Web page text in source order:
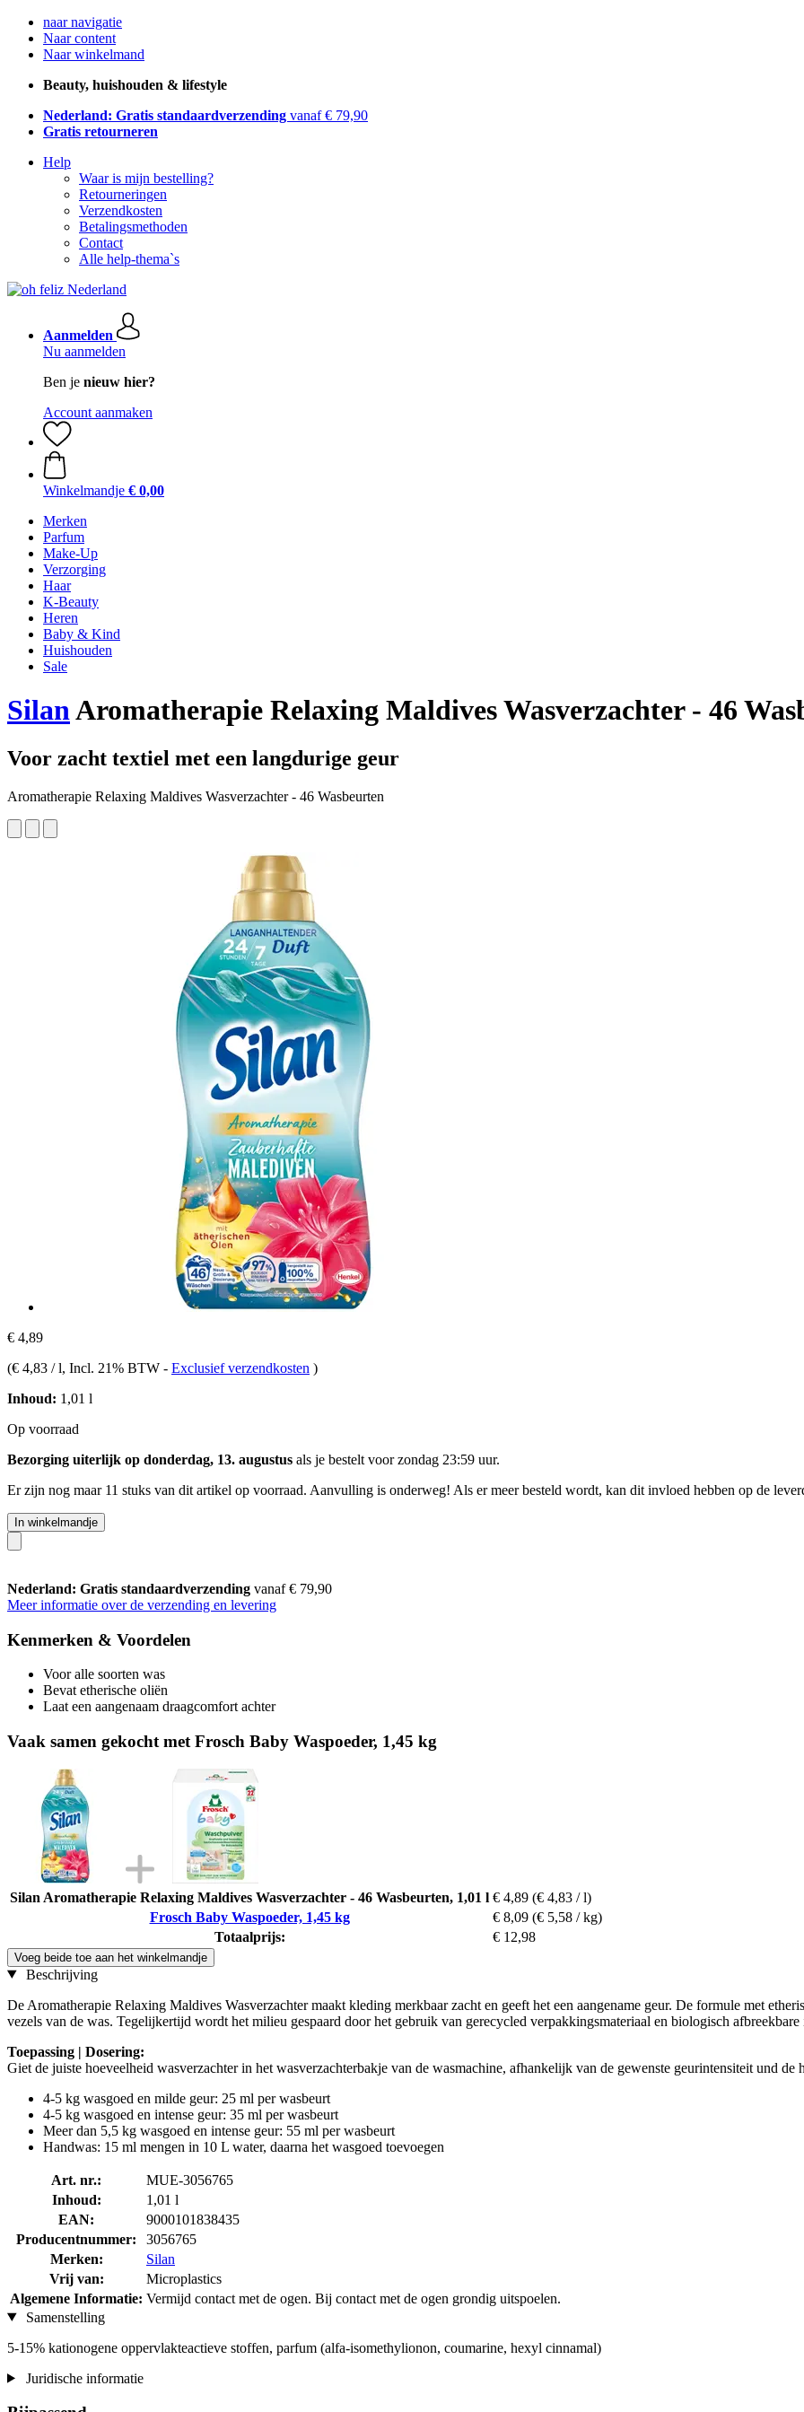
naar navigatie
Naar content
Naar winkelmand
Beauty, huishouden & lifestyle
Nederland: Gratis standaardverzending vanaf € 79,90
Gratis retourneren
Help
Waar is mijn bestelling?
Retourneringen
Verzendkosten
Betalingsmethoden
Contact
Alle help-thema`s
Aanmelden
Nu aanmelden
Ben je nieuw hier?
Account aanmaken
Winkelmandje € 0,00
Merken
Parfum
Make-Up
Verzorging
Haar
K-Beauty
Heren
Baby & Kind
Huishouden
Sale
SilanAromatherapie Relaxing Maldives Wasverzachter - 46
Voor zacht textiel met een langdurige geur
Aromatherapie Relaxing Maldives Wasverzachter - 46 Wasbeurten
€ 4,89
(€ 4,83 / l, Incl. 21% BTW - Exclusief verzendkosten )
Inhoud: 1,01 l
Op voorraad
Bezorging uiterlijk op donderdag, 13. augustus als je bestelt voorzondag 23:59 uur.
Er zijn nog maar 11 stuks van dit artikel op voorraad. Aanvulling is onderweg! Als er meer besteld wordt, kan dit invloed hebben op de
In winkelmandje
Nederland: Gratis standaardverzending vanaf € 79,90
Meer informatie over de verzending en levering
Kenmerken & Voordelen
Voor alle soorten was
Bevat etherische oliën
Laat een aangenaam draagcomfort achter
Vaak samen gekocht met Frosch Baby Waspoeder, 1,45 kg
Silan Aromatherapie Relaxing Maldives Wasverzachter - 46 Wasbeurten, 1,01 l € 4,89 (€ 4,83 / l)
Frosch Baby Waspoeder, 1,45 kg
€ 8,09 (€ 5,58 / kg)
Totaalprijs:
€ 12,98
Voeg beide toe aan het winkelmandje
Beschrijving
De Aromatherapie Relaxing Maldives Wasverzachter maakt kleding merkbaar zacht en geeft het een aangename geur. De formule met
vezels van de was. Tegelijkertijd wordt het milieu gespaard door het gebruik van gerecycled verpakkingsmateriaal en biologisch afbreekbare
Toepassing | Dosering:
Giet de juiste hoeveelheid wasverzachter in het wasverzachterbakje van de wasmachine, afhankelijk van de gewenste geurintensiteit und
4-5 kg wasgoed en milde geur: 25 ml per wasbeurt
4-5 kg wasgoed en intense geur: 35 ml per wasbeurt
Meer dan 5,5 kg wasgoed en intense geur: 55 ml per wasbeurt
Handwas: 15 ml mengen in 10 L water, daarna het wasgoed toevoegen
Art. nr.:
MUE-3056765
Inhoud:
1,01 l
EAN:
9000101838435
Producentnummer:
3056765
Merken:
Silan
Vrij van:
Microplastics
Algemene Informatie: Vermijd contact met de ogen. Bij contact met de ogen grondig uitspoelen.
Samenstelling
5-15% kationogene oppervlakteactieve stoffen, parfum (alfa-isomethylionon, coumarine, hexyl cinnamal)
Juridische informatie